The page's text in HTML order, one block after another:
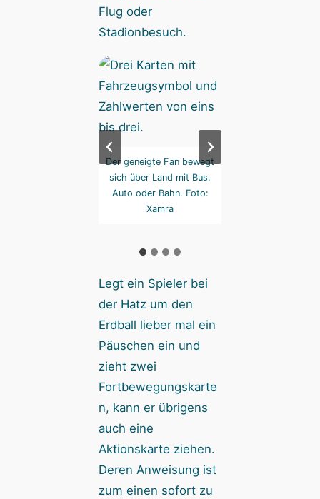
Flug oder
Stadionbesuch.
Der geneigte Fan bewegt
sich über Land mit Bus,
Auto oder Bahn. Foto:
Xamra
Legt ein Spieler bei
der Hatz um den
Erdball lieber mal ein
Päuschen ein und
zieht zwei
Fortbewegungskarte
n, kann er übrigens
auch eine
Aktionskarte ziehen.
Deren Anweisung ist
zum einen sofort zu